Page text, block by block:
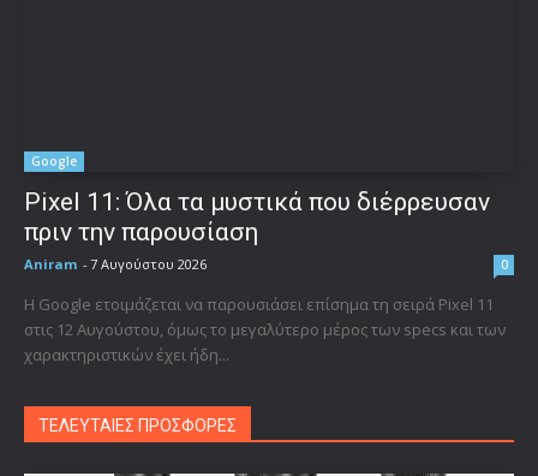
Google
Pixel 11: Όλα τα μυστικά που διέρρευσαν
πριν την παρουσίαση
Aniram - 7 Αυγούστου 2026 0
Η Google ετοιμάζεται να παρουσιάσει επίσημα τη σειρά Pixel 11
στις 12 Αυγούστου, όμως το μεγαλύτερο μέρος των specs και των
χαρακτηριστικών έχει ήδη...
ΤΕΛΕΥΤΑΙΕΣ ΠΡΟΣΦΟΡΕΣ